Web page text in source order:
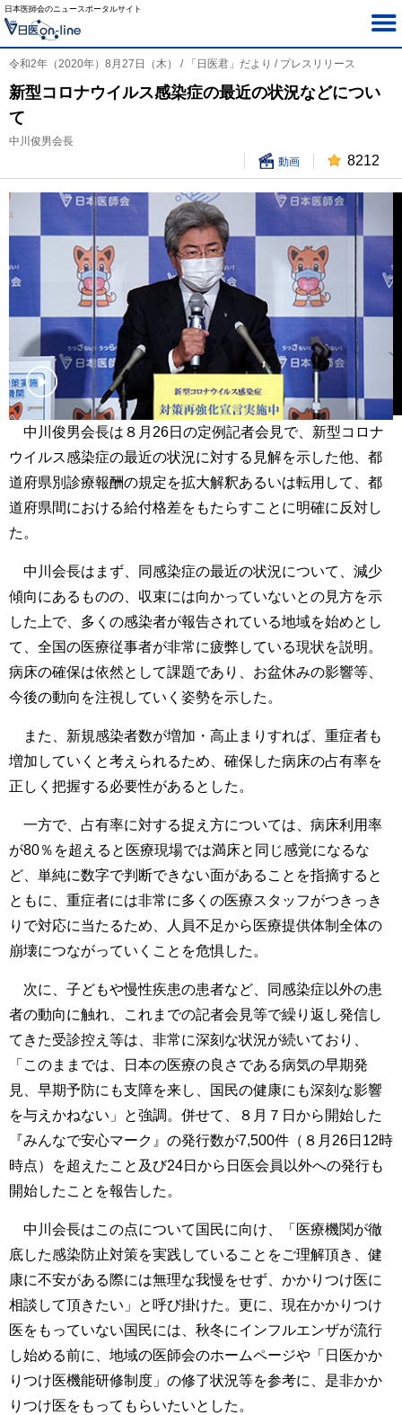
日本医師会のニュースポータルサイト
令和2年（2020年）8月27日（木） / 「日医君」だより / プレスリリース
新型コロナウイルス感染症の最近の状況などについ
て
中川俊男会長
動画
8212
中川俊男会長は８月26日の定例記者会見で、新型コロナ
ウイルス感染症の最近の状況に対する見解を示した他、都
道府県別診療報酬の規定を拡大解釈あるいは転用して、都
道府県間における給付格差をもたらすことに明確に反対し
た。
中川会長はまず、同感染症の最近の状況について、減少
傾向にあるものの、収束には向かっていないとの見方を示
した上で、多くの感染者が報告されている地域を始めとし
て、全国の医療従事者が非常に疲弊している現状を説明。
病床の確保は依然として課題であり、お盆休みの影響等、
今後の動向を注視していく姿勢を示した。
また、新規感染者数が増加・高止まりすれば、重症者も
増加していくと考えられるため、確保した病床の占有率を
正しく把握する必要性があるとした。
一方で、占有率に対する捉え方については、病床利用率
が80％を超えると医療現場では満床と同じ感覚になるな
ど、単純に数字で判断できない面があることを指摘すると
ともに、重症者には非常に多くの医療スタッフがつきっき
りで対応に当たるため、人員不足から医療提供体制全体の
崩壊につながっていくことを危惧した。
次に、子どもや慢性疾患の患者など、同感染症以外の患
者の動向に触れ、これまでの記者会見等で繰り返し発信し
てきた受診控え等は、非常に深刻な状況が続いており、
「このままでは、日本の医療の良さである病気の早期発
見、早期予防にも支障を来し、国民の健康にも深刻な影響
を与えかねない」と強調。併せて、８月７日から開始した
『みんなで安心マーク』の発行数が7,500件（８月26日12時
時点）を超えたこと及び24日から日医会員以外への発行も
開始したことを報告した。
中川会長はこの点について国民に向け、「医療機関が徹
底した感染防止対策を実践していることをご理解頂き、健
康に不安がある際には無理な我慢をせず、かかりつけ医に
相談して頂きたい」と呼び掛けた。更に、現在かかりつけ
医をもっていない国民には、秋冬にインフルエンザが流行
し始める前に、地域の医師会のホームページや「日医かか
りつけ医機能研修制度」の修了状況等を参考に、是非かか
りつけ医をもってもらいたいとした。